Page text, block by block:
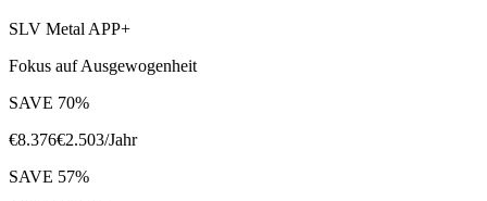
SLV Metal APP+
Fokus auf Ausgewogenheit
SAVE 70%
€8.376€2.503/Jahr
SAVE 57%